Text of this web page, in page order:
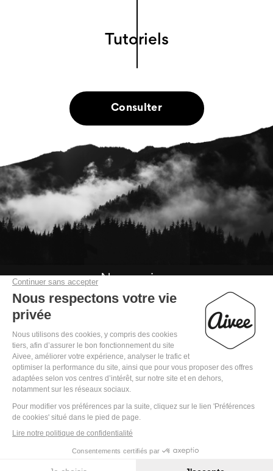
Tutoriels
Consulter
Mentions légales
Politique de confidentialité
Conditions Générales de Vente
Copyright © 2022 Aivee - All Rights Reserved